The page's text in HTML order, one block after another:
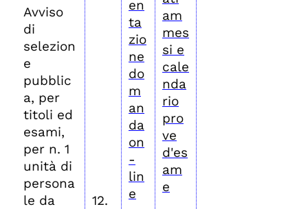
Avviso
di
selezion
e
pubblic
a, per
titoli ed
esami,
per n. 1
unità di
persona
le da
12.
en
ta
zio
ne
do
m
an
da
on
-
lin
e
am
mes
si e
cale
nda
rio
pro
ve
d'es
am
e